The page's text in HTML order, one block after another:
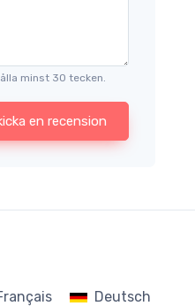
minst 30 tecken.
en recension
Deutsch